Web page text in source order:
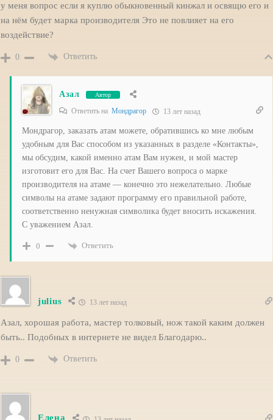
у меня вопрос если я куплю обыкновенный кинжал и освящю его и
на нём будет марка производителя Это не повлияет на его
воздействие?
0 Ответить
Азал Автор
Ответить на Мондрагор 13 лет назад
Мондрагор, заказать атам можете, обратившись ко мне любым
удобным для Вас способом из указанных в разделе «Контакты»,
мы обсудим, какой именно атам Вам нужен, и мой мастер
изготовит его для Вас. На счет Вашего вопроса о марке
производителя на атаме — конечно это нежелательно. Любые
символы на атаме задают программу его правильной работе,
соответственно ненужная символика будет вносить искажения.
С уважением Азал.
0 Ответить
julius 13 лет назад
Азал, хорошая работа, мастер толковый, нож такой каким должен
быть.. Подобных в интернете не видел Благодарю..
0 Ответить
Елена